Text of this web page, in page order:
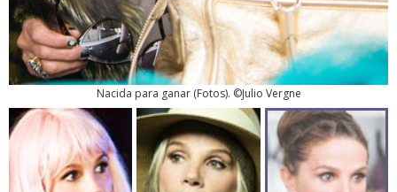
Nacida para ganar(Fotos). ©Julio Vergne